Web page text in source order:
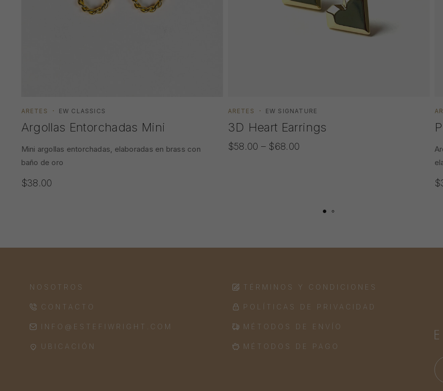
ARETES EW CLASSICS
Argollas Entorchadas Mini
Mini argollas entorchadas, elaboradas en brass con
baño de oro
$38.00
ARETES EW SIGNATURE
3D Heart Earrings
$58.00 – $68.00
$
NOSOTROS
CONTACTO
INFO@ESTEFIWRIGHT.COM
UBICACIÓN
TÉRMINOS Y CONDICIONES
POLÍTICAS DE PRIVACIDAD
MÉTODOS DE ENVÍO
MÉTODOS DE PAGO